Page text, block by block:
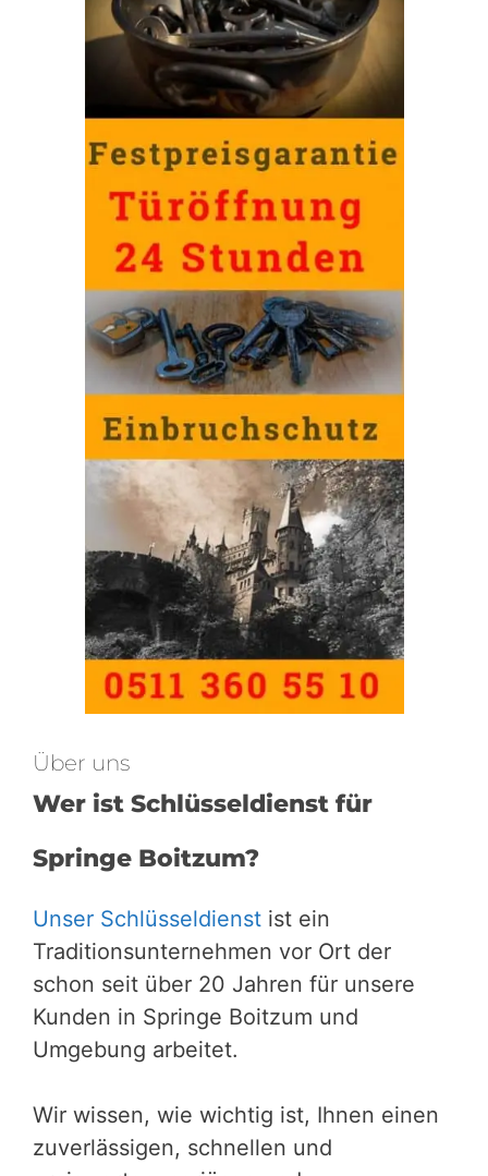
Über uns
Wer ist Schlüsseldienst für
Springe Boitzum?
Unser Schlüsseldienst ist ein
Traditionsunternehmen vor Ort der
schon seit über 20 Jahren für unsere
Kunden in Springe Boitzum und
Umgebung arbeitet.
Wir wissen, wie wichtig ist, Ihnen einen
zuverlässigen, schnellen und